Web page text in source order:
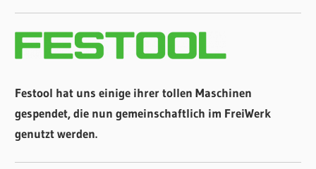
Festool hat uns einige ihrer tollen Maschinen
gespendet, die nun gemeinschaftlich im FreiWerk
genutzt werden.